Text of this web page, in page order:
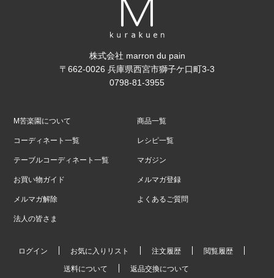
株式会社 marron du pain
〒662-0026 兵庫県西宮市獅子ケ口町3-3
0798-81-3955
M苦楽園について 商品一覧
コーディネート一覧 レシピ一覧
テーブルコーディネート一覧 マガジン
お買い物ガイド メルマガ登録
メルマガ解除 よくあるご質問
法人の皆さま
ログイン お気に入りリスト 注文履歴 閲覧履歴
送料について 返品交換について